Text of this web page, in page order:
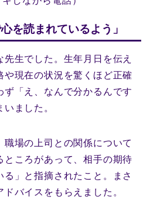
を読まれているよう」
生でした。生年月日を伝え
や現在の状況を驚くほど正確
ず「え、なんで分かるんです
ました。
場の上司との関係について
ところがあって、相手の期待
」と指摘されたこと。まさ
バイスをもらえました。